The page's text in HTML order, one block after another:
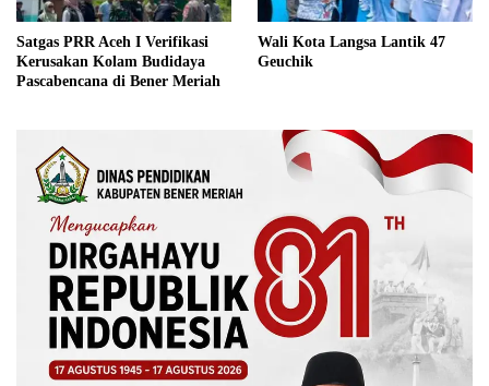
Satgas PRR Aceh I Verifikasi
Kerusakan Kolam Budidaya
Pascabencana di Bener Meriah
Wali Kota Langsa Lantik 47
Geuchik